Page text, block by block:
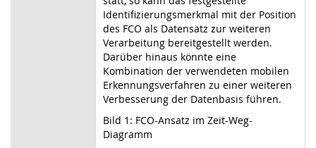
Identifizierungsmerkmal mit der Position
des FCO als Datensatz zur weiteren
Verarbeitung bereitgestellt werden.
Darüber hinaus könnte eine
Kombination der verwendeten mobilen
Erkennungsverfahren zu einer weiteren
Verbesserung der Datenbasis führen.
Bild 1: FCO-Ansatz im Zeit-Weg-
Diagramm